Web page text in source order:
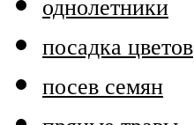
однолетники
посадка цветов
посев семян